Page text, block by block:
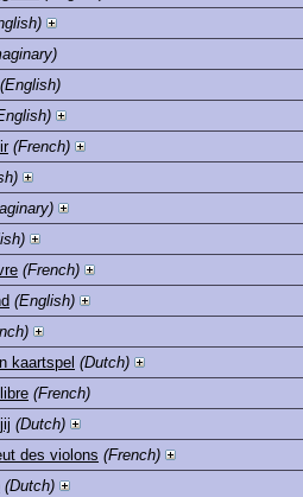
(English)
(French)
(French)
(English)
kaartspel (Dutch)
(French)
(Dutch)
des violons (French)
(Dutch)